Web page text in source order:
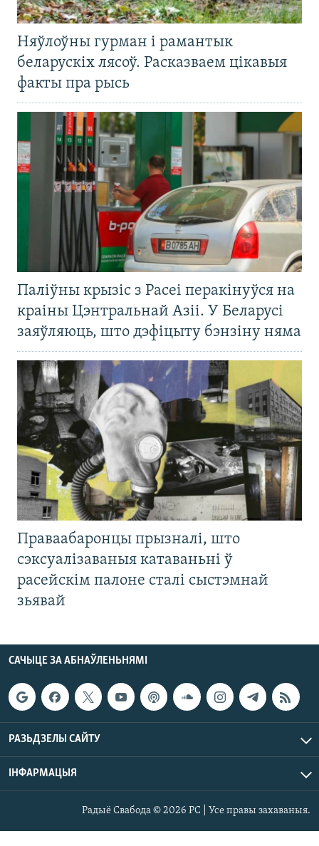
Няўлоўны гурман і рамантык
беларускіх лясоў. Расказваем цікавыя
факты пра рысь
Паліўны крызіс з Расеі перакінуўся на
краіны Цэнтральнай Азіі. У Беларусі
заяўляюць, што дэфіцыту бэнзіну няма
Праваабаронцы прызналі, што
сэксуалізаваныя катаваньні ў
расейскім палоне сталі сыстэмнай
зьявай
САЧЫЦЕ ЗА АБНАЎЛЕНЬНЯМІ
РАЗЬДЗЕЛЫ САЙТУ
ІНФАРМАЦЫЯ
Радыё Свабода © 2026 РС | Усе правы захаваныя.